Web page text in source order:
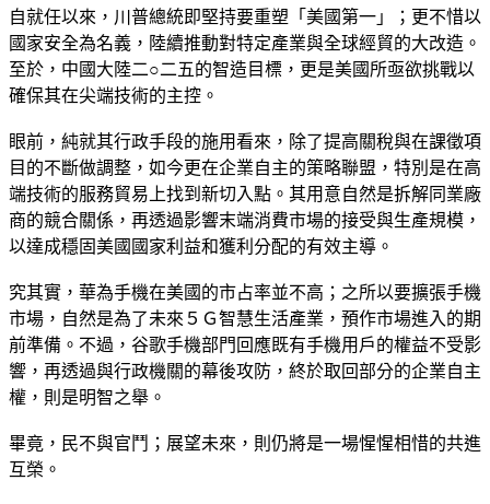
自就任以來，川普總統即堅持要重塑「美國第一」；更不惜以
國家安全為名義，陸續推動對特定產業與全球經貿的大改造。
至於，中國大陸二○二五的智造目標，更是美國所亟欲挑戰以
確保其在尖端技術的主控。
眼前，純就其行政手段的施用看來，除了提高關稅與在課徵項
目的不斷做調整，如今更在企業自主的策略聯盟，特別是在高
端技術的服務貿易上找到新切入點。其用意自然是拆解同業廠
商的競合關係，再透過影響末端消費市場的接受與生產規模，
以達成穩固美國國家利益和獲利分配的有效主導。
究其實，華為手機在美國的市占率並不高；之所以要擴張手機
市場，自然是為了未來５Ｇ智慧生活產業，預作市場進入的期
前準備。不過，谷歌手機部門回應既有手機用戶的權益不受影
響，再透過與行政機關的幕後攻防，終於取回部分的企業自主
權，則是明智之舉。
畢竟，民不與官鬥；展望未來，則仍將是一場惺惺相惜的共進
互榮。